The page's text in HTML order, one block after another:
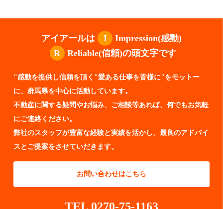
アイアールは I
Impression(感動)
R
Reliable(信頼)の頭文字です
"感動を提供し信頼を頂く"愛ある仕事を皆様に"をモットー
に、群馬県を中心に活動しています。
不動産に関する疑問やお悩み、ご相談等あれば、何でもお気軽
にご連絡ください。
弊社のスタッフが豊富な経験と実績を活かし、最良のアドバイ
スとご提案をさせていだきます。
お問い合わせはこちら